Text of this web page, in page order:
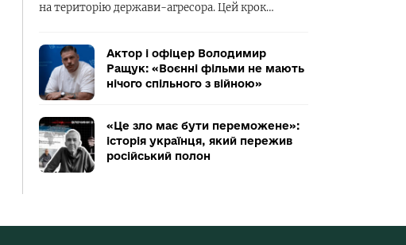
на територію держави-агресора. Цей крок…
Актор і офіцер Володимир
Ращук: «Воєнні фільми не мають
нічого спільного з війною»
«Це зло має бути переможене»:
історія українця, який пережив
російський полон